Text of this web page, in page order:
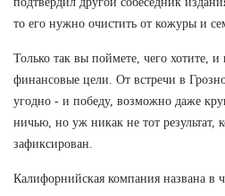
то его нужно очистить от кожуры и
Только так вы поймете, чего хотите, и
финансовые цели. От встречи в
угодно - и победу, возможно даже
ничью, но уж никак не тот результат,
зафиксирован.
Калифорнийская компания названа в